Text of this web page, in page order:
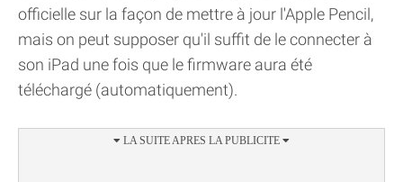
officielle sur la façon de mettre à jour l'Apple Pencil,
mais on peut supposer qu'il suffit de le connecter à
son iPad une fois que le firmware aura été
téléchargé (automatiquement).